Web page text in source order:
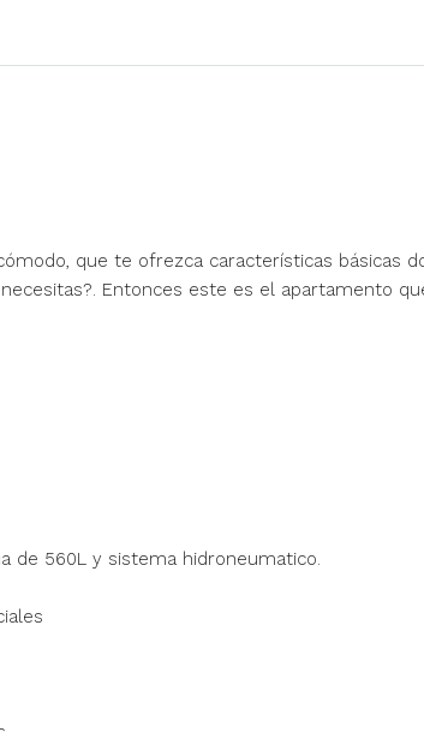
que te ofrezca características básicas
Entonces este es el apartamento
de 560L y sistema hidroneumatico.